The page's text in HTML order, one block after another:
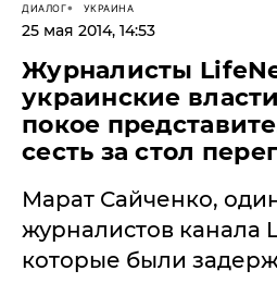
ДИАЛОГ УКРАИНА
25 мая 2014, 14:53
Журналисты
украинские
покое
сесть за стол
Марат Сайченко,
журналистов канала
которые были